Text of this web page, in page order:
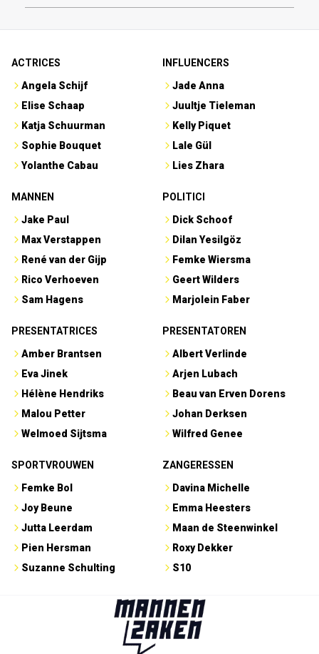
ACTRICES
Angela Schijf
Elise Schaap
Katja Schuurman
Sophie Bouquet
Yolanthe Cabau
INFLUENCERS
Jade Anna
Juultje Tieleman
Kelly Piquet
Lale Gül
Lies Zhara
MANNEN
Jake Paul
Max Verstappen
René van der Gijp
Rico Verhoeven
Sam Hagens
POLITICI
Dick Schoof
Dilan Yesilgöz
Femke Wiersma
Geert Wilders
Marjolein Faber
PRESENTATRICES
Amber Brantsen
Eva Jinek
Hélène Hendriks
Malou Petter
Welmoed Sijtsma
PRESENTATOREN
Albert Verlinde
Arjen Lubach
Beau van Erven Dorens
Johan Derksen
Wilfred Genee
SPORTVROUWEN
Femke Bol
Joy Beune
Jutta Leerdam
Pien Hersman
Suzanne Schulting
ZANGERESSEN
Davina Michelle
Emma Heesters
Maan de Steenwinkel
Roxy Dekker
S10